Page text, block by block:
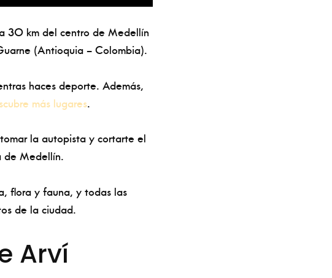
30 km del centro de Medellín
(Antioquia – Colombia).
haces deporte. Además,
más lugares.
la autopista y cortarte el
de Medellín.
flora y fauna, y todas las
de la ciudad.
Arví